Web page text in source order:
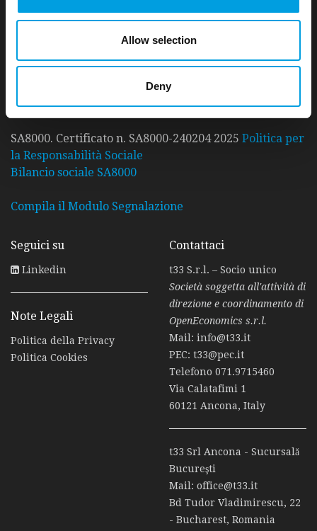
Allow selection
Deny
UNI PdR 125:2022. Certificato n. IT334757
Politica per la Parità di Genere
SA8000. Certificato n. SA8000-240204 2025 Politica per
la Responsabilità Sociale
Bilancio sociale SA8000
Compila il Modulo Segnalazione
Seguici su
Linkedin
Note Legali
Politica della Privacy
Politica Cookies
Contattaci
t33 S.r.l. – Socio unico
Società soggetta all'attività di
direzione e coordinamento di
OpenEconomics s.r.l.
Mail: info@t33.it
PEC: t33@pec.it
Telefono 071.9715460
Via Calatafimi 1
60121 Ancona, Italy
t33 Srl Ancona - Sucursală
Bucureşti
Mail: office@t33.it
Bd Tudor Vladimirescu, 22
- Bucharest, Romania